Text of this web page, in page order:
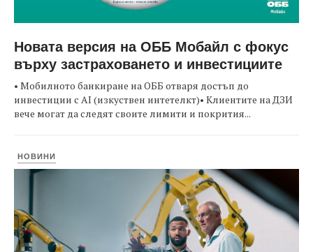
Новата версия на ОББ Мобайл с фокус
върху застраховането и инвестициите
• Мобилното банкиране на ОББ отваря достъп до
инвестиции с AI (изкуствен интетелкт)• Клиентите на ДЗИ
вече могат да следят своите лимити и покрития...
НОВИНИ